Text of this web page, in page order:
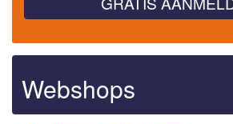
Webshops